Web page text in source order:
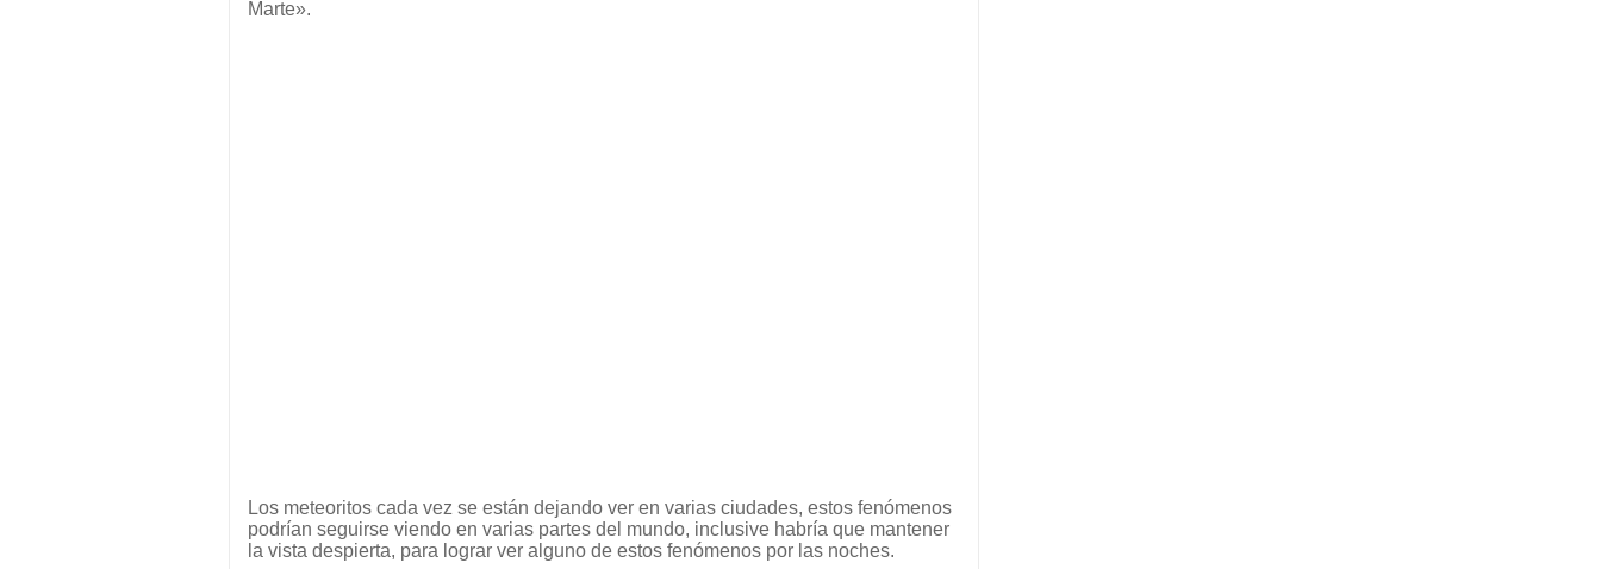
Marte».
Los meteoritos cada vez se están dejando ver en varias ciudades, estos fenómenos
podrían seguirse viendo en varias partes del mundo, inclusive habría que mantener
la vista despierta, para lograr ver alguno de estos fenómenos por las noches.